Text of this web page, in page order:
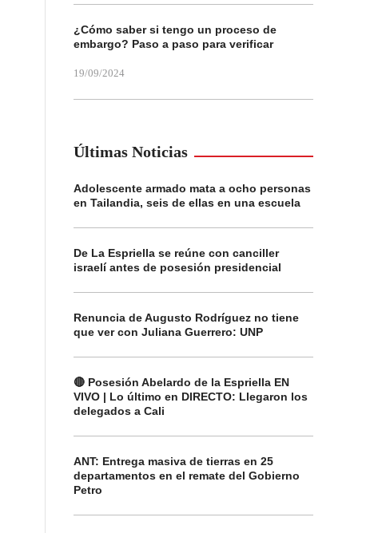
¿Cómo saber si tengo un proceso de
embargo? Paso a paso para verificar
19/09/2024
Últimas Noticias
Adolescente armado mata a ocho personas
en Tailandia, seis de ellas en una escuela
De La Espriella se reúne con canciller
israelí antes de posesión presidencial
Renuncia de Augusto Rodríguez no tiene
que ver con Juliana Guerrero: UNP
🔴 Posesión Abelardo de la Espriella EN
VIVO | Lo último en DIRECTO: Llegaron los
delegados a Cali
ANT: Entrega masiva de tierras en 25
departamentos en el remate del Gobierno
Petro